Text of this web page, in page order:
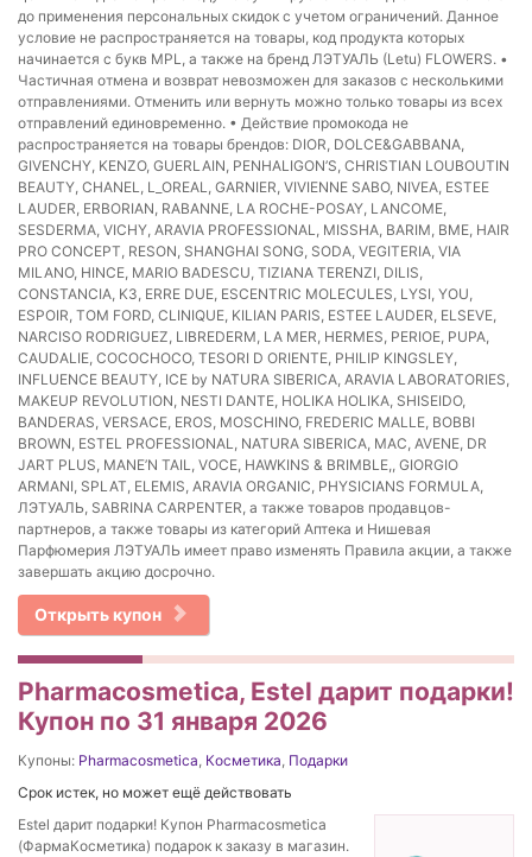
до применения персональных скидок с учетом ограничений. Данное
условие не распространяется на товары, код продукта которых
начинается с букв MPL, а также на бренд ЛЭТУАЛЬ (Letu) FLOWERS. •
Частичная отмена и возврат невозможен для заказов с несколькими
отправлениями. Отменить или вернуть можно только товары из всех
отправлений единовременно. • Действие промокода не
распространяется на товары брендов: DIOR, DOLCE&GABBANA,
GIVENCHY, KENZO, GUERLAIN, PENHALIGON’S, CHRISTIAN LOUBOUTIN
BEAUTY, CHANEL, L_OREAL, GARNIER, VIVIENNE SABO, NIVEA, ESTEE
LAUDER, ERBORIAN, RABANNE, LA ROCHE-POSAY, LANCOME,
SESDERMA, VICHY, ARAVIA PROFESSIONAL, MISSHA, BARIM, BME, HAIR
PRO CONCEPT, RESON, SHANGHAI SONG, SODA, VEGITERIA, VIA
MILANO, HINCE, MARIO BADESCU, TIZIANA TERENZI, DILIS,
CONSTANCIA, K3, ERRE DUE, ESCENTRIC MOLECULES, LYSI, YOU,
ESPOIR, TOM FORD, CLINIQUE, KILIAN PARIS, ESTEE LAUDER, ELSEVE,
NARCISO RODRIGUEZ, LIBREDERM, LA MER, HERMES, PERIOE, PUPA,
CAUDALIE, COCOCHOCO, TESORI D ORIENTE, PHILIP KINGSLEY,
INFLUENCE BEAUTY, ICE by NATURA SIBERICA, ARAVIA LABORATORIES,
MAKEUP REVOLUTION, NESTI DANTE, HOLIKA HOLIKA, SHISEIDO,
BANDERAS, VERSACE, EROS, MOSCHINO, FREDERIC MALLE, BOBBI
BROWN, ESTEL PROFESSIONAL, NATURA SIBERICA, MAC, AVENE, DR
JART PLUS, MANE’N TAIL, VOCE, HAWKINS & BRIMBLE,, GIORGIO
ARMANI, SPLAT, ELEMIS, ARAVIA ORGANIC, PHYSICIANS FORMULA,
ЛЭТУАЛЬ, SABRINA CARPENTER, а также товаров продавцов-
партнеров, а также товары из категорий Аптека и Нишевая
Парфюмерия ЛЭТУАЛЬ имеет право изменять Правила акции, а также
завершать акцию досрочно.
Открыть купон
Pharmacosmetica, Estel дарит подарки!
Купон по 31 января 2026
Купоны: Pharmacosmetica, Косметика, Подарки
Срок истек, но может ещё действовать
Estel дарит подарки! Купон Pharmacosmetica
(ФармаКосметика) подарок к заказу в магазин.